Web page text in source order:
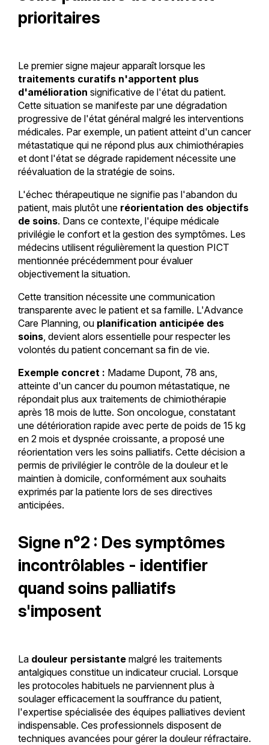
prioritaires
Le premier signe majeur apparaît lorsque les
traitements curatifs n'apportent plus
d'amélioration significative de l'état du patient.
Cette situation se manifeste par une dégradation
progressive de l'état général malgré les interventions
médicales. Par exemple, un patient atteint d'un cancer
métastatique qui ne répond plus aux chimiothérapies
et dont l'état se dégrade rapidement nécessite une
réévaluation de la stratégie de soins.
L'échec thérapeutique ne signifie pas l'abandon du
patient, mais plutôt une réorientation des objectifs
de soins. Dans ce contexte, l'équipe médicale
privilégie le confort et la gestion des symptômes. Les
médecins utilisent régulièrement la question PICT
mentionnée précédemment pour évaluer
objectivement la situation.
Cette transition nécessite une communication
transparente avec le patient et sa famille. L'Advance
Care Planning, ou planification anticipée des
soins, devient alors essentielle pour respecter les
volontés du patient concernant sa fin de vie.
Exemple concret : Madame Dupont, 78 ans,
atteinte d'un cancer du poumon métastatique, ne
répondait plus aux traitements de chimiothérapie
après 18 mois de lutte. Son oncologue, constatant
une détérioration rapide avec perte de poids de 15 kg
en 2 mois et dyspnée croissante, a proposé une
réorientation vers les soins palliatifs. Cette décision a
permis de privilégier le contrôle de la douleur et le
maintien à domicile, conformément aux souhaits
exprimés par la patiente lors de ses directives
anticipées.
Signe n°2 : Des symptômes
incontrôlables - identifier
quand soins palliatifs
s'imposent
La douleur persistantemalgré les traitements
antalgiques constitue un indicateur crucial. Lorsque
les protocoles habituels ne parviennent plus à
soulager efficacement la souffrance du patient,
l'expertise spécialisée des équipes palliatives devient
indispensable. Ces professionnels disposent de
techniques avancées pour gérer la douleur réfractaire.